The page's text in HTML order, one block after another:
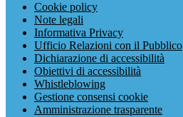
Cookie policy
Note legali
Informativa Privacy
Ufficio Relazioni con il Pubblico
Dichiarazione di accessibilità
Obiettivi di accessibilità
Whistleblowing
Gestione consensi cookie
Amministrazione trasparente